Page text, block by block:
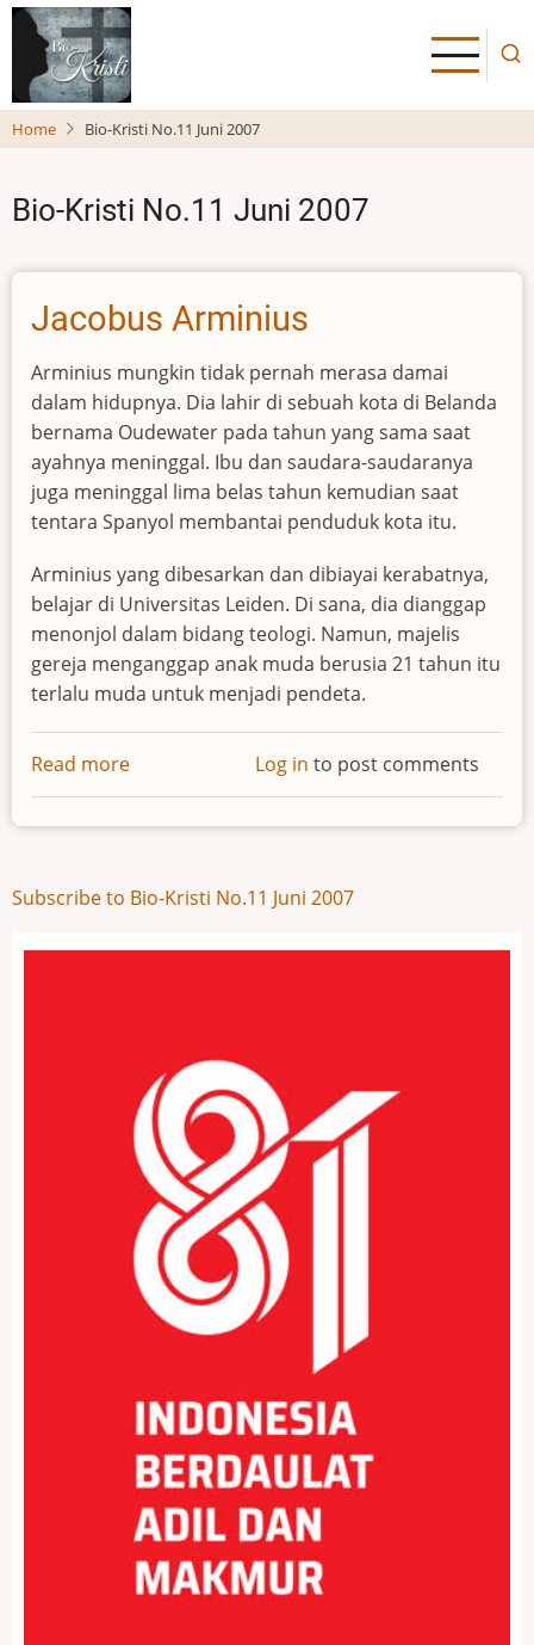
Skip
main
content
Home Bio-Kristi No.11 Juni 2007
Bio-Kristi No.11 Juni 2007
Jacobus Arminius
Arminius mungkin tidak pernah merasa damai
dalam hidupnya. Dia lahir di sebuah kota di Belanda
bernama Oudewater pada tahun yang sama saat
ayahnya meninggal. Ibu dan saudara-saudaranya
juga meninggal lima belas tahun kemudian saat
tentara Spanyol membantai penduduk kota itu.
Arminius yang dibesarkan dan dibiayai kerabatnya,
belajar di Universitas Leiden. Di sana, dia dianggap
menonjol dalam bidang teologi. Namun, majelis
gereja menganggap anak muda berusia 21 tahun itu
terlalu muda untuk menjadi pendeta.
Read more
Jacobus
Arminius
Log in to post comments
Subscribe to Bio-Kristi No.11 Juni 2007